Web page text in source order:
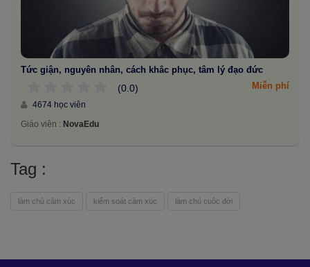
Tức giận, nguyên nhân, cách khắc phục, tâm lý đạo đức
(0.0) Miễn phí
4674 học viên
Giáo viên : NovaEdu
Tag :
làm chủ cảm xúc kiểm soát cảm xúc làm chủ cuộc đời